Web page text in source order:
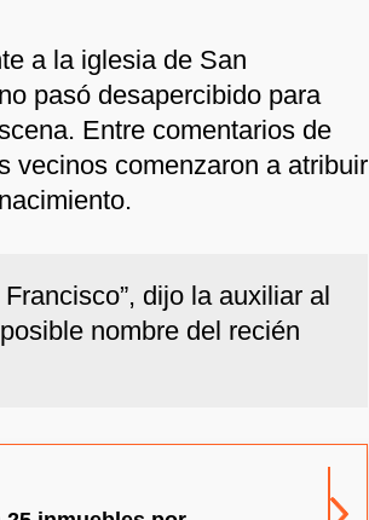
a la iglesia de San
pasó desapercibido para
Entre comentarios de
vecinos comenzaron a atribuir
dijo la auxiliar al
nombre del recién